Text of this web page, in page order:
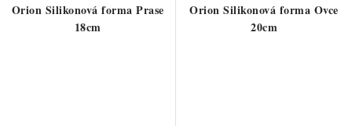
Orion Silikonová forma Prase
18cm
Orion Silikonová forma Ovce
20cm